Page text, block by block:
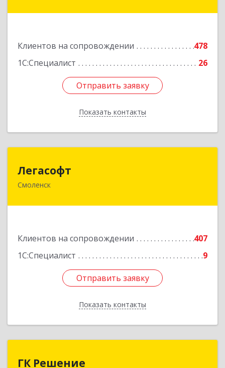
Клиентов на сопровождении
478
1С:Специалист
26
Отправить заявку
Показать контакты
Отправить заявку
Назад
Легасофт
Смоленск
Клиентов на сопровождении
407
1С:Специалист
9
Отправить заявку
Показать контакты
214018, Смоленская обл, Смоленск г, Ново-
Отправить заявку
Назад
ГК Решение